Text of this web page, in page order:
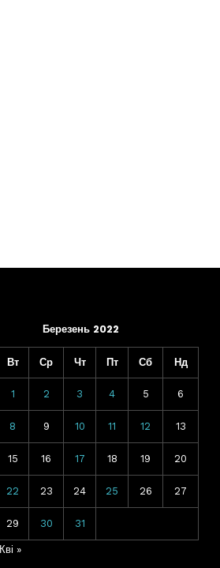
Березень 2022
Вт Ср Чт Пт Сб Нд
1 2 3 4 5 6
8 9 10 11 12 13
15 16 17 18 19 20
22 23 24 25 26 27
29 30 31
Кві »